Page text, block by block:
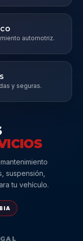
automotriz.
y seguras.
suspensión,
tu vehículo.